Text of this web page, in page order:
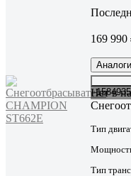
169 990
Аналоги
Нет в
Тип
Тип